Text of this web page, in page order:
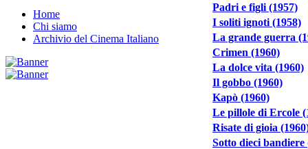
Home
Chi siamo
Archivio del Cinema Italiano
Padri e figli (1957)
I soliti ignoti (1958)
La grande guerra
Crimen (1960)
La dolce vita (1960)
Il gobbo (1960)
Kapò (1960)
Le pillole di Ercole
Risate di gioia
Sotto dieci bandiere